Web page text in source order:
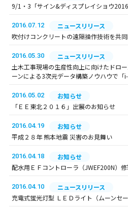
9/1・3「サイン&ディスプレイショウ
2016.07.12
ニュースリリース
吹付けコンクリートの遠隔操作技術を共
2016.05.30
ニュースリリース
土木工事現場の生産性向上に向けたドロ
ーンによる3次元データ構築ノウハウで
2016.05.02
お知らせ
「ＥＥ東北２０１６」出展のお知らせ
2016.04.19
お知らせ
平成２８年 熊本地震 災害のお見舞い
2016.04.18
お知らせ
配水用ＥＦコントローラ（JWEF200N）
2016.04.10
ニュースリリース
充電式蛍光灯型 ＬＥＤライト（ムーンセ